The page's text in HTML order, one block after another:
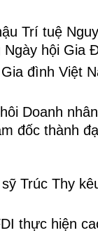
Trí tuệ
hội Gia
đình Việt
Doanh
đốc thành
Trúc Thy
thực hiện